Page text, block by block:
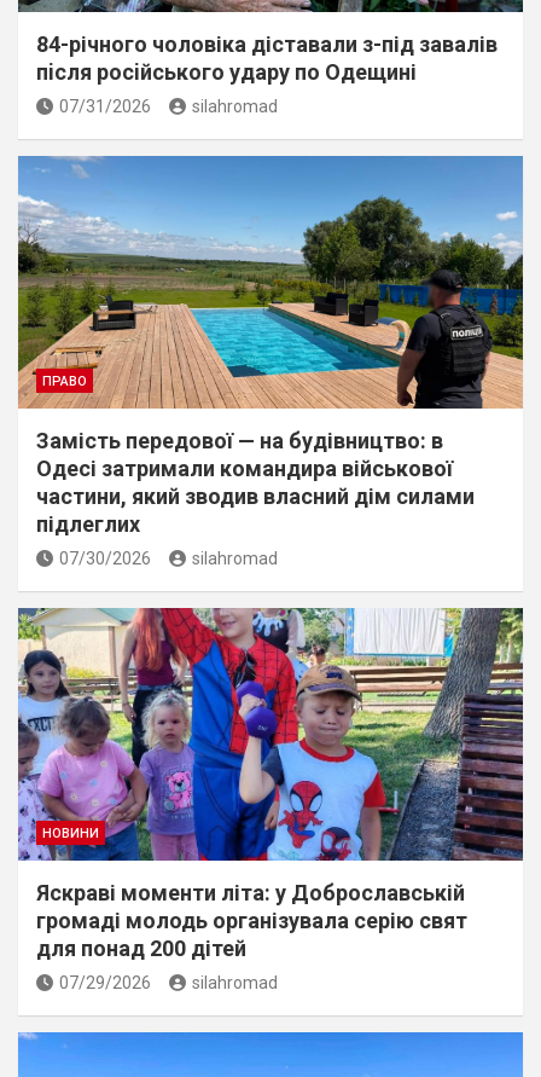
84-річного чоловіка діставали з-під завалів
пiсля росiйського удару по Одещині
07/31/2026 silahromad
ПРАВО
Замість передової — на будівництво: в
Одесі затримали командира військової
частини, який зводив власний дім силами
підлеглих
07/30/2026 silahromad
НОВИНИ
Яскраві моменти літа: у Доброславській
громаді молодь організувала серію свят
для понад 200 дітей
07/29/2026 silahromad